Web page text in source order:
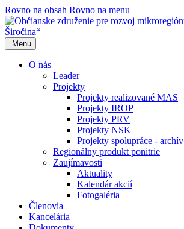
Rovno na obsah Rovno na menu
Menu
O nás
Leader
Projekty
Projekty realizované MAS
Projekty IROP
Projekty PRV
Projekty NSK
Projekty spolupráce - archív
Regionálny produkt ponitrie
Zaujímavosti
Aktuality
Kalendár akcií
Fotogaléria
Členovia
Kancelária